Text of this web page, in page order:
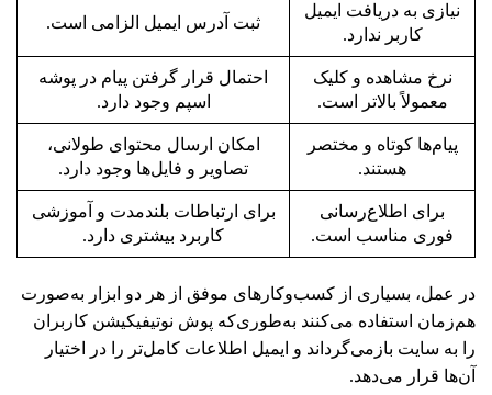
نیازی به دریافت ایمیل
کاربر ندارد.
ثبت آدرس ایمیل الزامی است.
نرخ مشاهده و کلیک
معمولاً بالاتر است.
احتمال قرار گرفتن پیام در پوشه
اسپم وجود دارد.
پیام‌ها کوتاه و مختصر
هستند.
امکان ارسال محتوای طولانی،
تصاویر و فایل‌ها وجود دارد.
برای اطلاع‌رسانی
فوری مناسب است.
برای ارتباطات بلندمدت و آموزشی
کاربرد بیشتری دارد.
در عمل، بسیاری از کسب‌وکارهای موفق از هر دو ابزار به‌صورت
هم‌زمان استفاده می‌کنند به‌طوری‌که پوش نوتیفیکیشن کاربران
را به سایت بازمی‌گرداند و ایمیل اطلاعات کامل‌تر را در اختیار
آن‌ها قرار می‌دهد.